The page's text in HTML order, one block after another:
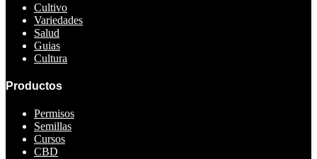
Cultivo
Variedades
Salud
Guias
Cultura
Productos
Permisos
Semillas
Cursos
CBD